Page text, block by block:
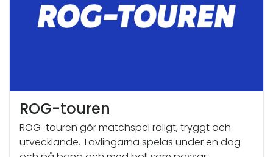
ROG-touren
ROG-touren gör matchspel roligt, tryggt och
utvecklande. Tävlingarna spelas under en dag